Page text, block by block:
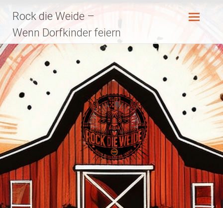
Inhalt
springen
Rock die Weide –
Wenn Dorfkinder feiern